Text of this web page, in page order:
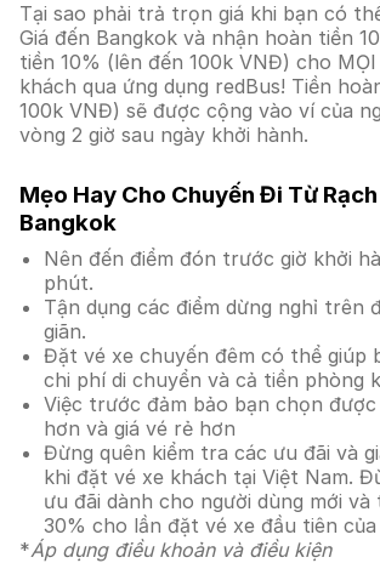
Tại sao phải trả trọn giá khi bạn có
Giá đến Bangkok và nhận hoàn tiền
tiền 10% (lên đến 100k VNĐ) cho
khách qua ứng dụng redBus! Tiền
100k VNĐ) sẽ được cộng vào ví của
vòng 2 giờ sau ngày khởi hành.
Mẹo Hay Cho Chuyến Đi Từ
Bangkok
Nên đến điểm đón trước giờ khởi
phút.
Tận dụng các điểm dừng nghỉ trên
giãn.
Đặt vé xe chuyến đêm có thể giúp
chi phí di chuyển và cả tiền phòng
Việc trước đảm bảo bạn chọn
hơn và giá vé rẻ hơn
Đừng quên kiểm tra các ưu đãi và
khi đặt vé xe khách tại Việt Nam.
ưu đãi dành cho người dùng mới và
30% cho lần đặt vé xe đầu tiên của
*Áp dụng điều khoản và điều kiện